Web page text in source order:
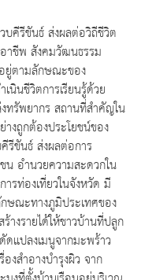
คีรีขันธ์ ส่งผลต่อวิถีชีวิต
าชีพ สังคมวัฒนธรรม
ยู่ตามลักษณะของ
นินชีวิตการเรียนรู้ด้วย
ทรัพยากร สถานที่สำคัญใน
งถูกต้องประโยชน์ของ
รีขันธ์ ส่งผลต่อการ
น อำนวยความสะดวกใน
รท่องเที่ยวในจังหวัด มี
ษณะทางภูมิประเทศของ
งรายได้ให้ชาวบ้านที่ปลูก
แปลงเมนูจากมะพร้าว
งสำอางบำรุงผิว จาก